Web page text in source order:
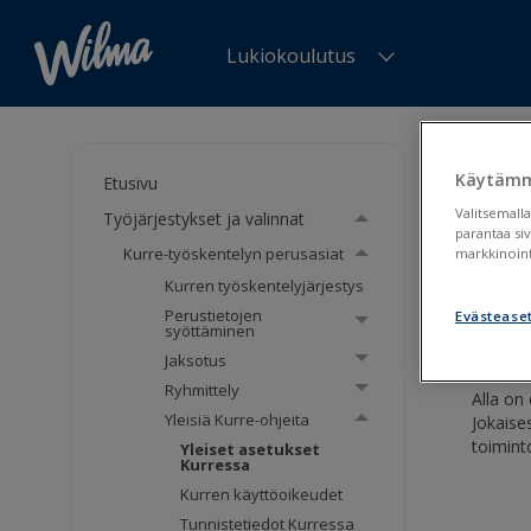
Lukiokoulutus
Etusivu
Työjärjestykset ja valinnat
Kurre-työskentelyn perusasiat
Kurren työskentelyjärjestys
Perustietojen
syöttäminen
Jaksotus
Ryhmittely
Yleisiä Kurre-ohjeita
Yleiset asetukset
Kurressa
Kurren käyttöoikeudet
Tunnistetiedot Kurressa
ohjeita
Alla on
parantaa